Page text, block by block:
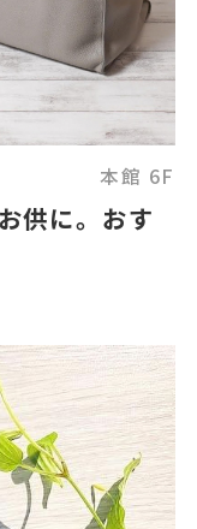
本館 6F
供に。おす